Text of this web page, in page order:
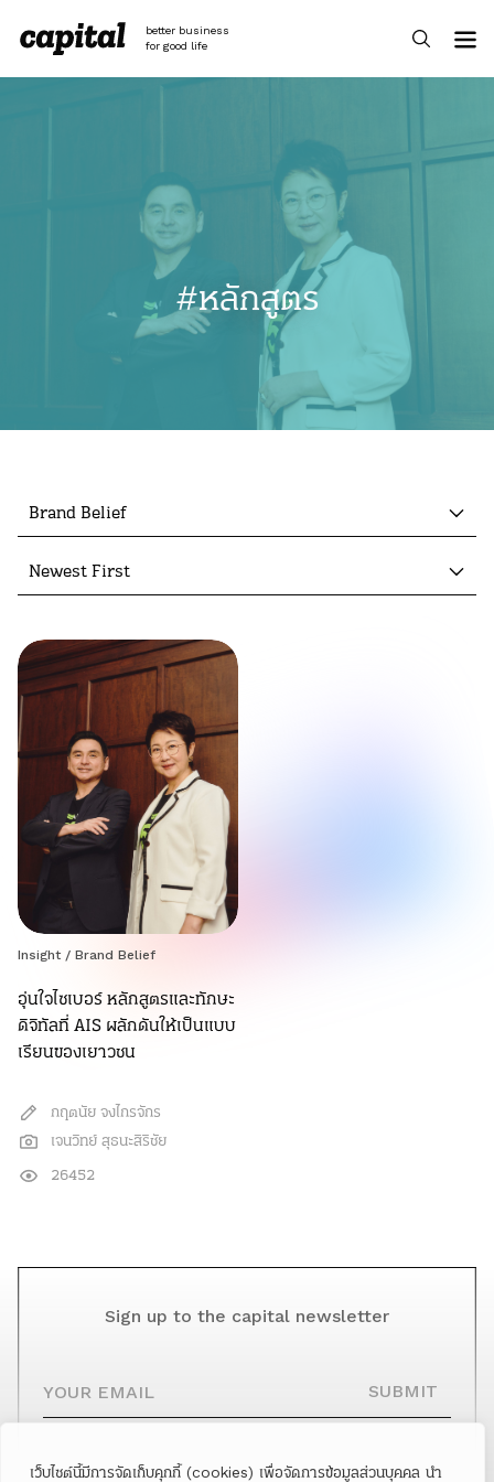
เว็บไซต์นี้มีการจัดเก็บคุกกี้ (cookies) เพื่อจัดการข้อมูลส่วนบุคคล นำ
content
better business
for good life
#หลักสูตร
Brand Belief
Newest First
Insight / Brand Belief
อุ่นใจไซเบอร์ หลักสูตรและทักษะ
ดิจิทัลที่ AIS ผลักดันให้เป็นแบบ
เรียนของเยาวชน
กฤตนัย จงไกรจักร
เจนวิทย์ สุธนะสิริชัย
26452
Sign up to the capital newsletter
SUBMIT